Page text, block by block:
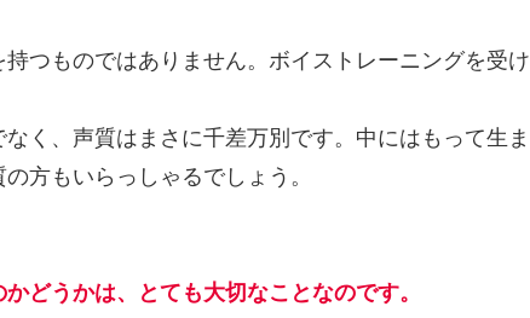
つものではありません。ボイストレーニングを受け
く、声質はまさに千差万別です。中にはもって生ま
方もいらっしゃるでしょう。
どうかは、とても大切なことなのです。